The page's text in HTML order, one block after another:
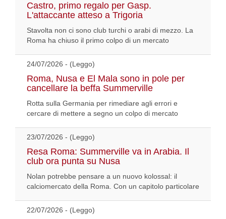
Castro, primo regalo per Gasp.
L'attaccante atteso a Trigoria
Stavolta non ci sono club turchi o arabi di mezzo. La
Roma ha chiuso il primo colpo di un mercato
24/07/2026 - (Leggo)
Roma, Nusa e El Mala sono in pole per
cancellare la beffa Summerville
Rotta sulla Germania per rimediare agli errori e
cercare di mettere a segno un colpo di mercato
23/07/2026 - (Leggo)
Resa Roma: Summerville va in Arabia. Il
club ora punta su Nusa
Nolan potrebbe pensare a un nuovo kolossal: il
calciomercato della Roma. Con un capitolo particolare
22/07/2026 - (Leggo)